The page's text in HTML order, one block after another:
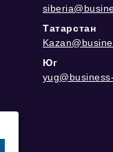
Татарстан
Юг